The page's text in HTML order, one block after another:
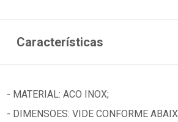
Características
- MATERIAL: ACO INOX;
- DIMENSOES: VIDE CONFORME